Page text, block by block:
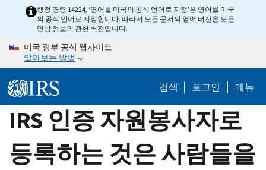
content
행정 명령 14224, ‘영어를 미국의 공식 언어로 지정’은 영어를 미국
의 공식 언어로 지정합니다. 따라서 모든 문서의 영어 버전은 모든
연방 정보의 관헌 버전입니다.
미국 정부 공식 웹사이트
알아보는 방법
검색 로그인 메뉴
IRS 인증 자원봉사자로
등록하는 것은 사람들을